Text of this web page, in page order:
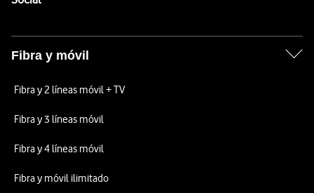
Fibra y móvil
Fibra y 2 líneas móvil + TV
Fibra y 3 líneas móvil
Fibra y 4 líneas móvil
Fibra y móvil ilimitado